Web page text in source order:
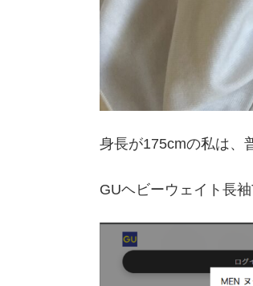
身長が175cmの私は、
GUヘビーウェイト長